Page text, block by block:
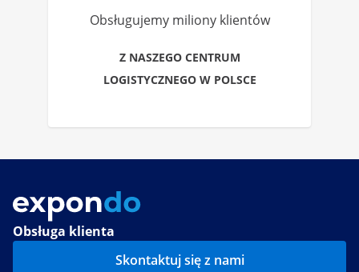
Obsługujemy miliony klientów
Z NASZEGO CENTRUM
LOGISTYCZNEGO W POLSCE
Obsługa klienta
Skontaktuj się z nami